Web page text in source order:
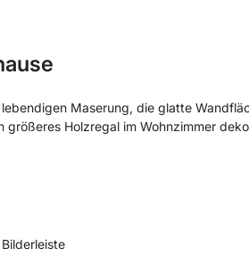
Maserung, die glatte
Holzregal im Wohnzimmer
Bilderleiste